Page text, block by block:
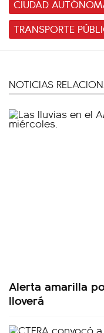
CIUDAD
TRANSPORTE
NOTICIAS
Alerta amarilla
lloverá